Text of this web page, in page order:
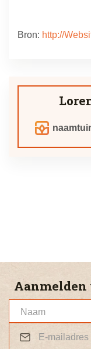
Bron: http://